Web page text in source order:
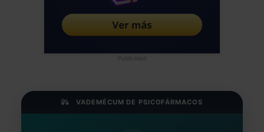
Publicidad
VADEMÉCUM DE PSICOFÁRMACOS